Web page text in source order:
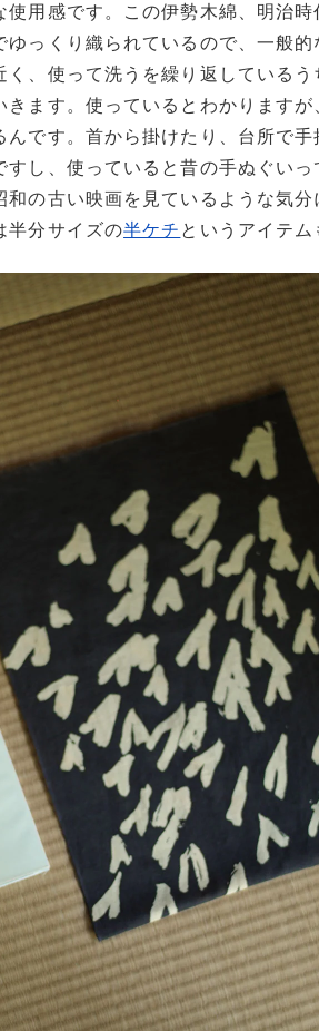
使用感です。この伊勢木綿、明治時
ゆっくり織られているので、一般的
く、使って洗うを繰り返しているう
きます。使っているとわかりますが
んです。首から掛けたり、台所で手
すし、使っていると昔の手ぬぐいっ
の古い映画を見ているような気分
半分サイズの半ケチ というアイテム